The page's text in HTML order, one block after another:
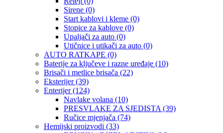
Sirene (0)
Start kablovi i kleme (0)
Stopice za kablove (0)
Upaljači za auto (0)
Utičnice i utikači za auto (0)
AUTO RATKAPE (0)
Baterije za ključeve i razne uređaje (10)
Brisači i metlice brisača (22)
Eksterijer(39)
Enterijer(124)
Navlake volana (10)
PRESVLAKE ZA SJEDISTA (39)
Ručice mjenjača (74)
Hemijski proizvodi (33)